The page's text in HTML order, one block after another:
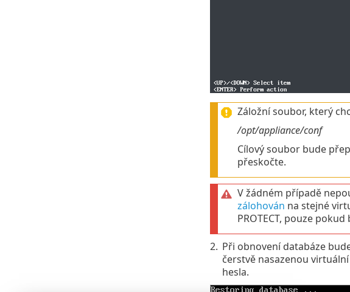
Záložní soubor, který
/opt/appliance/conf
Cílový soubor bude
přeskočte.
V žádném případě
zálohován na stejné
PROTECT, pouze
2. Při obnovení databáze
čerstvě nasazenou
hesla.